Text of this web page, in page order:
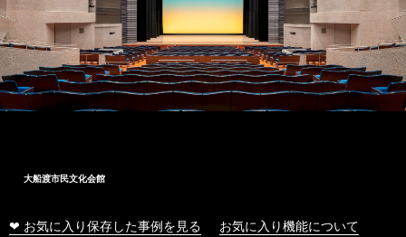
大船渡市民文化会館
❤ お気に入り保存した事例を見る お気に入り機能について